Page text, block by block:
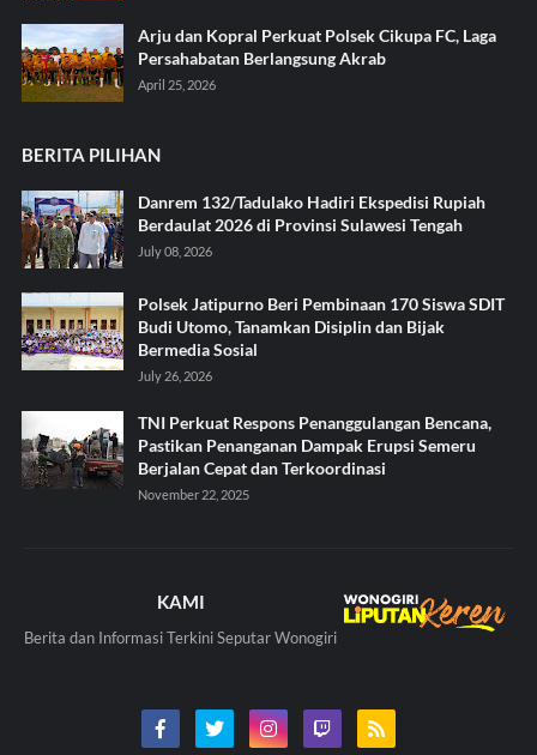
Arju dan Kopral Perkuat Polsek Cikupa FC, Laga
Persahabatan Berlangsung Akrab
April 25, 2026
BERITA PILIHAN
Danrem 132/Tadulako Hadiri Ekspedisi Rupiah
Berdaulat 2026 di Provinsi Sulawesi Tengah
July 08, 2026
Polsek Jatipurno Beri Pembinaan 170 Siswa SDIT
Budi Utomo, Tanamkan Disiplin dan Bijak
Bermedia Sosial
July 26, 2026
TNI Perkuat Respons Penanggulangan Bencana,
Pastikan Penanganan Dampak Erupsi Semeru
Berjalan Cepat dan Terkoordinasi
November 22, 2025
KAMI
Berita dan Informasi Terkini Seputar Wonogiri